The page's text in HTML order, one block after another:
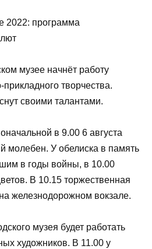
музее начнёт работу
творчества.
своими талантами.
в 9.00 6 августа
молебен. У обелиска в память
в годы войны, в 10.00
В 10.15 торжественная
железнодорожном вокзале.
музея будет работать
художников. В 11.00 у